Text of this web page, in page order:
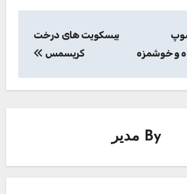
و خوشمزه
بیسکویت های درخت
کریسمس
By مدیر